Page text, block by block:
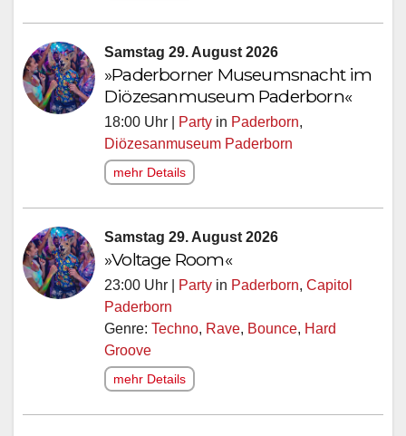
Samstag 29. August 2026
»Paderborner Museumsnacht im
Diözesanmuseum Paderborn«
18:00 Uhr | Party in Paderborn,
Diözesanmuseum Paderborn
mehr Details
Samstag 29. August 2026
»Voltage Room«
23:00 Uhr | Party in Paderborn, Capitol
Paderborn
Genre: Techno, Rave, Bounce, Hard
Groove
mehr Details